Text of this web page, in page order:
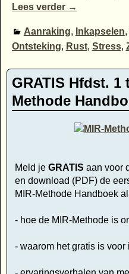
Lees verder →
Aanraking, Inkapselen,
Ontsteking, Rust, Stress,
GRATIS Hfdst. 1
Methode
Meld je GRATIS aan voor
en download (PDF) de
MIR-Methode Handboek
- hoe de MIR-Methode is
- waarom het gratis is voor